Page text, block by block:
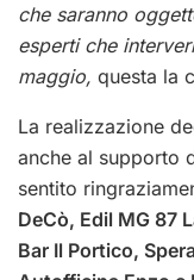
che saranno
esperti che
maggio, questa la
La realizzazione
anche al supporto
sentito
DeCò, Edil MG 87
Bar Il Portico,